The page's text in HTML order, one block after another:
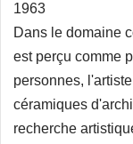
1963
Dans le domaine
est perçu comme
personnes,
céramiques
recherche